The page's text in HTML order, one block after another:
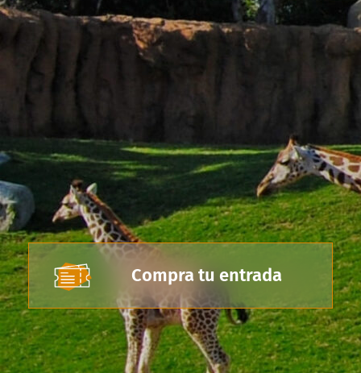
Compra tu entrada